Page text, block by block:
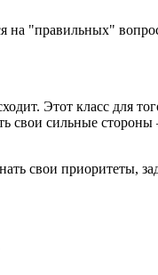
Этот класс для
свои сильные
свои приоритеты,